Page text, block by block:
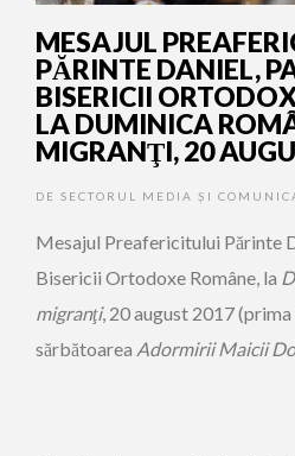
MESAJUL
PĂRINTE DANIEL,
BISERICII
LA DUMINICA
MIGRANŢI, 20
DE SECTORUL MEDIA ȘI
Mesajul Preafericitului Părinte
Bisericii Ortodoxe Române, la
migranţi, 20 august 2017
sărbătoarea Adormirii Maicii